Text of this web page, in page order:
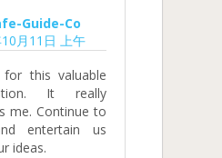
Guide-Co
月11日 上午
for this valuable
It really
me. Continue to
entertain us
ideas.